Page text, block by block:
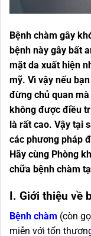
Bệnh chàm gây
bệnh này gây bất
mặt da xuất hiện
mỹ. Vì vậy nếu
đừng chủ quan
không được điều
là rất cao. Vậy tại
các phương pháp
Hãy cùng Phòng
chữa bệnh chàm
I. Giới thiệu về
Bệnh chàm (còn
miễn với tổn